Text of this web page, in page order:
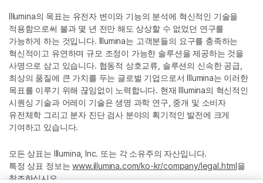
Illumina의 목표는 유전자 변이와 기능의 분석에 혁신적인 기술을
적용함으로써 불과 몇 년 전만 해도 상상할 수 없었던 연구를
가능하게 하는 것입니다. Illumina는 고객분들의 요구를 충족하는
혁신적이고 유연하며 규모 조정이 가능한 솔루션을 제공하는 것을
사명으로 삼고 있습니다. 협동적 상호교류, 솔루션의 신속한 공급,
최상의 품질에 큰 가치를 두는 글로벌 기업으로서 Illumina는 이러한
목표를 이루기 위해 끊임없이 노력합니다. 현재 Illumina의 혁신적인
시퀀싱 기술과 어레이 기술은 생명 과학 연구, 중개 및 소비자
유전체학 그리고 분자 진단 검사 분야의 획기적인 발전에 크게
기여하고 있습니다.
모든 상표는 Illumina, Inc. 또는 각 소유주의 자산입니다.
특정 상표 정보는www.illumina.com/ko-kr/company/legal.html을
참조하십시오.